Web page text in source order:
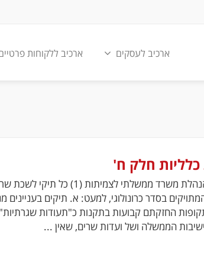
ארכיב לעסקים ארכיב ללקוחות
כלליות חלק ח'
טור ב` טור א` חלק ח` - כללי 1. הנהלת משרד ממשלתי
בסדר כרונולוגי, למעט: א. תיקים בעניינים
החזקתם קבועות בתקנות כ"תעודות
הממשלה ושל ועדות שרים, שאין ...